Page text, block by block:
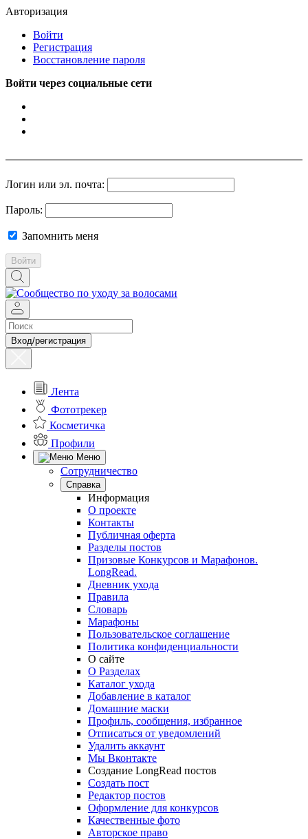
Авторизация
Войти
Регистрация
Восстановление пароля
Войти через социальные сети
Логин или эл. почта:
Пароль:
Запомнить меня
Войти
Вход/регистрация
Лента
Фототрекер
Косметичка
Профили
Меню
Сотрудничество
Справка
Информация
О проекте
Контакты
Публичная оферта
Разделы постов
Призовые Конкурсов и Марафонов.
LongRead.
Дневник ухода
Правила
Словарь
Марафоны
Пользовательское соглашение
Политика конфиденциальности
О сайте
О Разделах
Каталог ухода
Добавление в каталог
Домашние маски
Профиль, сообщения, избранное
Отписаться от уведомлений
Удалить аккаунт
Мы Вконтакте
Создание LongRead постов
Создать пост
Редактор постов
Оформление для конкурсов
Качественные фото
Авторское право